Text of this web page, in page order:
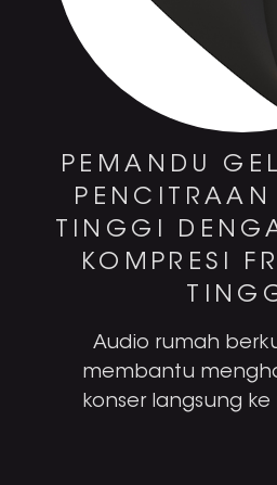
PEMANDU
PENCITRAAN
TINGGI
KOMPRESI
Audio rumah
membantu
konser langsung